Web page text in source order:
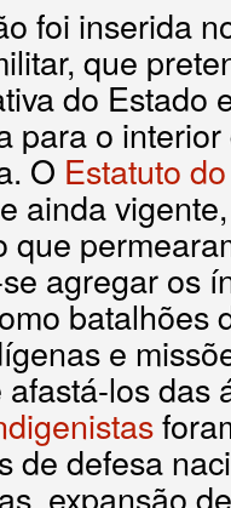
foi inserida
que
do Estado
para o
O Estatuto
ainda
que
agregar os
batalhões
e
afastá-los
de defesa
expansão